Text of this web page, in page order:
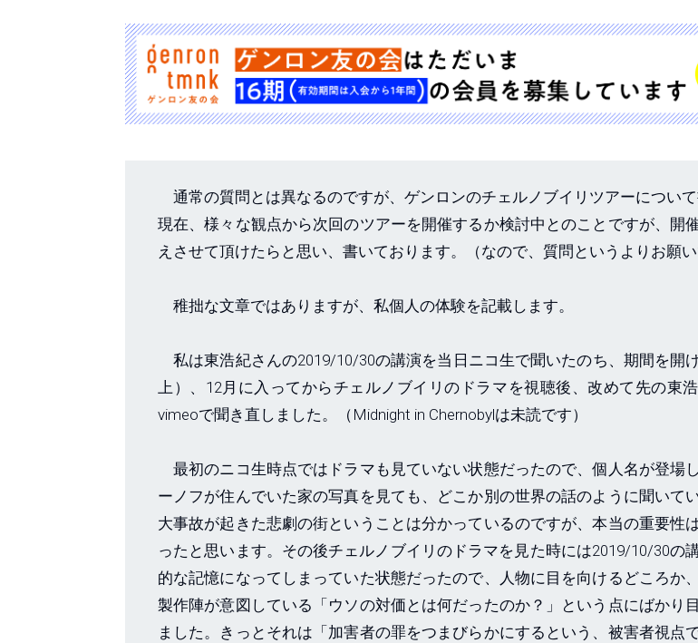
通常の質問とは異なるのですが、ゲンロンのチェルノブイリツアーについて
現在、様々な観点から次回のツアーを開催するか検討中とのことですが、開
えさせて頂けたらと思い、書いております。（なので、質問というよりお願い
稚拙な文章ではありますが、私個人の体験を記載します。
私は東浩紀さんの2019/10/30の講演を当日ニコ生で聞いたのち、期間を開
上）、12月に入ってからチェルノブイリのドラマを視聴後、改めて先の東
vimeoで聞き直しました。（Midnight in Chernobylは未読です）
最初のニコ生時点ではドラマも見ていない状態だったので、個人名が登場
ーノフが住んでいた家の写真を見ても、どこか別の世界の話のように聞いて
大事故が起きた悲劇の街ということは分かっているのですが、本当の重要性
ったと思います。その後チェルノブイリのドラマを見た時には2019/10/30の
的な記憶になってしまっていた状態だったので、人物に目を向けるどころか
製作陣が意図している「ウソの対価とは何だったのか？」という点にばかり
ました。きっとそれは「加害者の罪をつまびらかにするという、被害者視点